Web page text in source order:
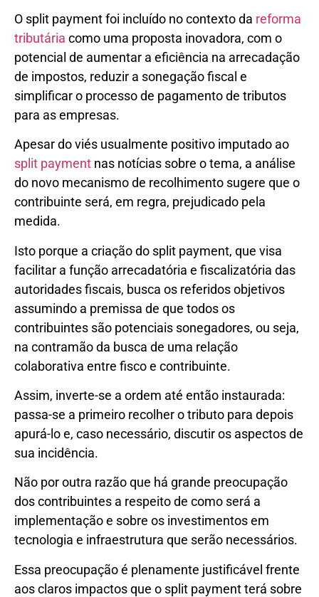
O split payment foi incluído no contexto da reforma
tributária como uma proposta inovadora, com o
potencial de aumentar a eficiência na arrecadação
de impostos, reduzir a sonegação fiscal e
simplificar o processo de pagamento de tributos
para as empresas.
Apesar do viés usualmente positivo imputado ao
split payment nas notícias sobre o tema, a análise
do novo mecanismo de recolhimento sugere que o
contribuinte será, em regra, prejudicado pela
medida.
Isto porque a criação do split payment, que visa
facilitar a função arrecadatória e fiscalizatória das
autoridades fiscais, busca os referidos objetivos
assumindo a premissa de que todos os
contribuintes são potenciais sonegadores, ou seja,
na contramão da busca de uma relação
colaborativa entre fisco e contribuinte.
Assim, inverte-se a ordem até então instaurada:
passa-se a primeiro recolher o tributo para depois
apurá-lo e, caso necessário, discutir os aspectos de
sua incidência.
Não por outra razão que há grande preocupação
dos contribuintes a respeito de como será a
implementação e sobre os investimentos em
tecnologia e infraestrutura que serão necessários.
Essa preocupação é plenamente justificável frente
aos claros impactos que o split payment terá sobre